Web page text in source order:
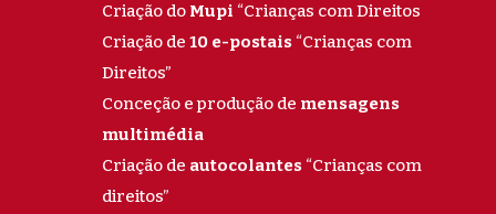
Criação do Mupi “Crianças com Direitos
Criação de 10 e-postais“Crianças com
Direitos”
Conceção e produção de mensagens
multimédia
Criação de autocolantes“Crianças com
direitos”